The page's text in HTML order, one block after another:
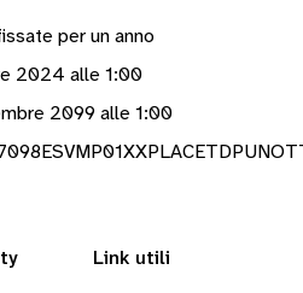
per un anno
2024 alle 1:00
2099 alle 1:00
Link utili